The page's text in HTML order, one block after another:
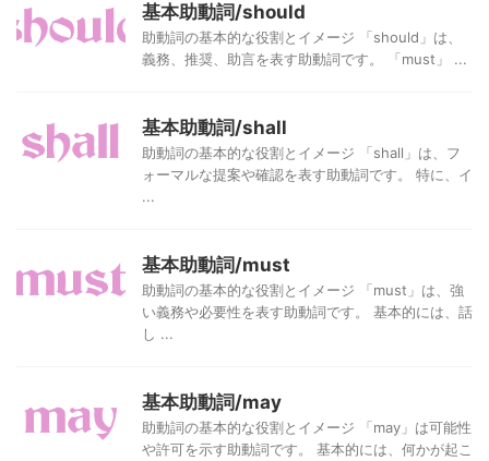
基本助動詞/should
助動詞の基本的な役割とイメージ 「should」は、
義務、推奨、助言を表す助動詞です。 「must」 ...
基本助動詞/shall
助動詞の基本的な役割とイメージ 「shall」は、フ
ォーマルな提案や確認を表す助動詞です。 特に、イ
...
基本助動詞/must
助動詞の基本的な役割とイメージ 「must」は、強
い義務や必要性を表す助動詞です。 基本的には、話
し ...
基本助動詞/may
助動詞の基本的な役割とイメージ 「may」は可能性
や許可を示す助動詞です。 基本的には、何かが起こ